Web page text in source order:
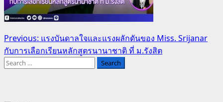
Post
navigation
Previous: แรงบันดาลใจและแรงผลักดันของ Miss. Srijanar
กับการเลือกเรียนหลักสูตรนานาชาติ ที่ ม.รังสิต
Search
for: